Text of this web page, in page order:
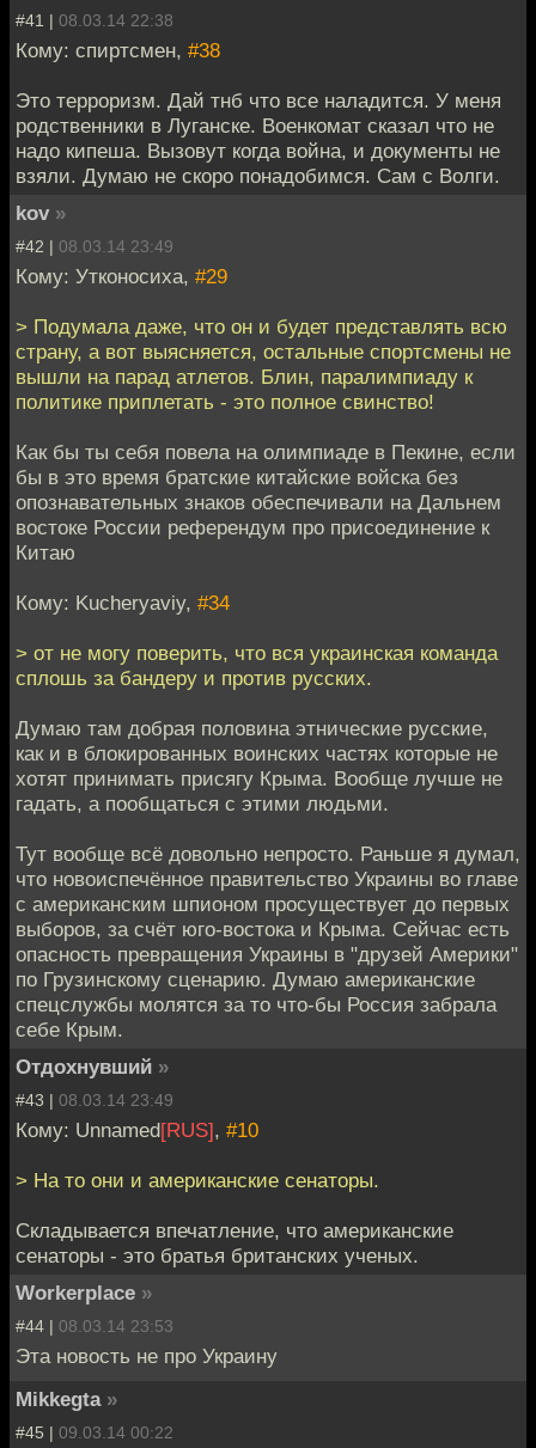
#41 | 08.03.14 22:38
Кому: спиртсмен, #38
Это терроризм. Дай тнб что все наладится. У меня
родственники в Луганске. Военкомат сказал что не
надо кипеша. Вызовут когда война, и документы не
взяли. Думаю не скоро понадобимся. Сам с Волги.
kov »
#42 | 08.03.14 23:49
Кому: Утконосиха, #29
> Подумала даже, что он и будет представлять всю
страну, а вот выясняется, остальные спортсмены не
вышли на парад атлетов. Блин, паралимпиаду к
политике приплетать - это полное свинство!
Как бы ты себя повела на олимпиаде в Пекине, если
бы в это время братские китайские войска без
опознавательных знаков обеспечивали на Дальнем
востоке России референдум про присоединение к
Китаю
Кому: Kucheryaviy, #34
> от не могу поверить, что вся украинская команда
сплошь за бандеру и против русских.
Думаю там добрая половина этнические русские,
как и в блокированных воинских частях которые не
хотят принимать присягу Крыма. Вообще лучше не
гадать, а пообщаться с этими людьми.
Тут вообще всё довольно непросто. Раньше я думал,
что новоиспечённое правительство Украины во главе
с американским шпионом просуществует до первых
выборов, за счёт юго-востока и Крыма. Сейчас есть
опасность превращения Украины в "друзей Америки"
по Грузинскому сценарию. Думаю американские
спецслужбы молятся за то что-бы Россия забрала
себе Крым.
Отдохнувший »
#43 | 08.03.14 23:49
Кому: Unnamed[RUS], #10
> На то они и американские сенаторы.
Складывается впечатление, что американские
сенаторы - это братья британских ученых.
Workerplace »
#44 | 08.03.14 23:53
Эта новость не про Украину
Mikkegta »
#45 | 09.03.14 00:22